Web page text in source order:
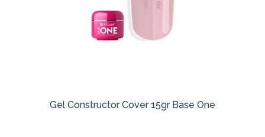
Gel Constructor Cover 15gr Base One